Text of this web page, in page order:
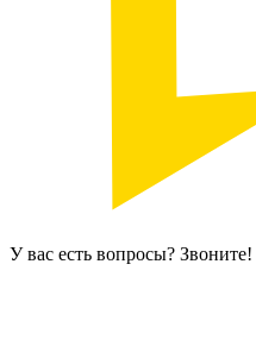
У вас есть вопросы? Звоните!